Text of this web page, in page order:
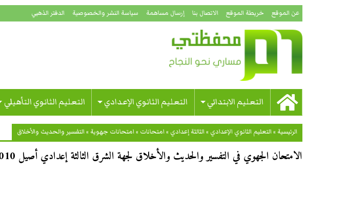
عن الموقع خريطة الموقع الاتصال بنا إرسال مساهمة سياسة النشر والخصوصية الدفتر الذهبي
التعليم الابتدائي التعليم الثانوي الإعدادي التعليم الثانوي التأهيلي
الرئيسية »التعليم الثانوي الإعدادي »الثالثة إعدادي »امتحانات »امتحانات جهوية »التفسير والحديث والأخلاق
الامتحان الجهوي في التفسير والحديث والأخلاق لجهة الشرق الثالثة إعدادي أصيل 2010